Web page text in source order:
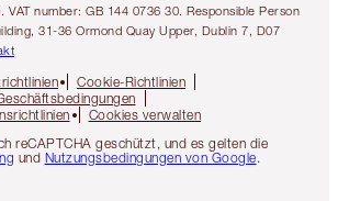
VAT number: GB 144 0736 30. Responsible Person
31-36 Ormond Quay Upper, Dublin 7, D07
Cookie-Richtlinien
Cookies verwalten
reCAPTCHA geschützt, und es gelten die
und Nutzungsbedingungen von Google.